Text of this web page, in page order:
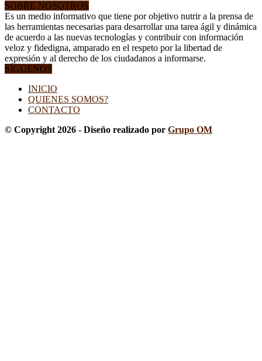
SOBRE NOSOTROS
Es un medio informativo que tiene por objetivo nutrir a la prensa de
las herramientas necesarias para desarrollar una tarea ágil y dinámica
de acuerdo a las nuevas tecnologías y contribuir con información
veloz y fidedigna, amparado en el respeto por la libertad de
expresión y al derecho de los ciudadanos a informarse.
SÍGUENOS
INICIO
QUIENES SOMOS?
CONTACTO
© Copyright 2026 - Diseño realizado por Grupo OM